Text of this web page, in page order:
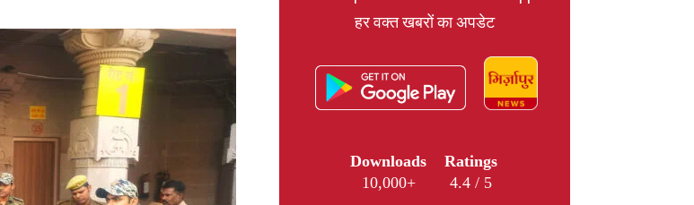
News,
हर वक्त खबरों का अपडेट
Downloads
10,000+
Ratings
4.4 / 5